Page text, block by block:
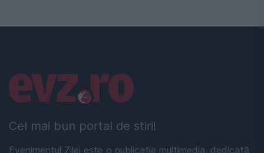
Cel mai bun portal de stiri!
Evenimentul Zilei este o publicație multimedia, dedicată
Linkuri utile